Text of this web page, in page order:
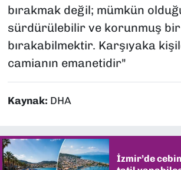
bırakmak değil; mümkün
sürdürülebilir ve korunmuş bir
bırakabilmektir. Karşıyaka
camianın emanetidir"
Kaynak: DHA
İzmir’de